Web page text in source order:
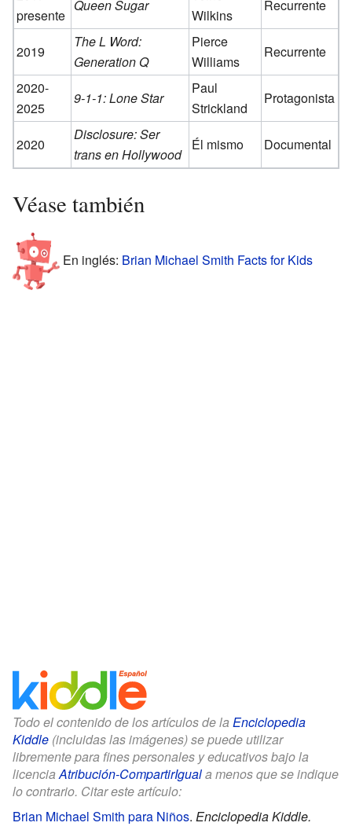
presente
Queen Sugar
Wilkins
Recurrente
2019
The L Word:
Generation Q
Pierce
Williams
Recurrente
2020-
2025
9-1-1: Lone Star
Paul
Strickland
Protagonista
2020
Disclosure: Ser
trans en Hollywood
Él mismo Documental
Véase también
En inglés: Brian Michael Smith Facts for Kids
Todo el contenido de los artículos de la Enciclopedia
Kiddle (incluidas las imágenes) se puede utilizar
libremente para fines personales y educativos bajo la
licenciaAtribución-CompartirIguala menos que se indique
lo contrario. Citar este artículo:
Brian Michael Smith para Niños. Enciclopedia Kiddle.